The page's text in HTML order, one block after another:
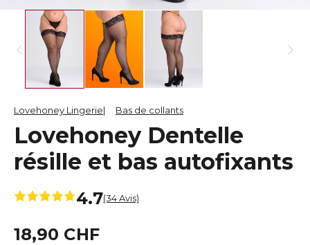
Lovehoney Lingerie Bas de collants
Lovehoney Dentelle
résille et bas autofixants
4.7(34 Avis)
18,90 CHF